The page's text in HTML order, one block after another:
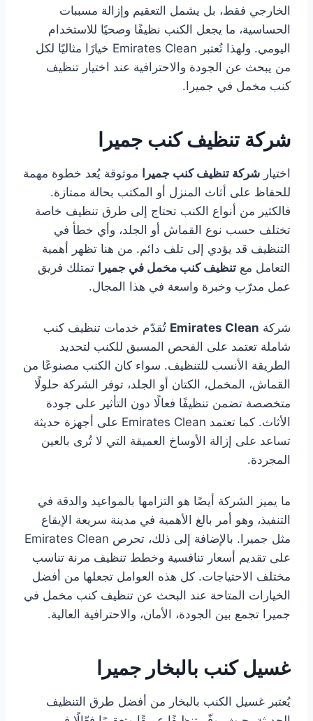
الخارجي فقط، بل يشمل التعقيم وإزالة مسببات
الحساسية، ما يجعل الكنب نظيفًا وصحيًا للاستخدام
اليومي. ولهذا تُعتبر Emirates Clean خيارًا مثاليًا لكل
من يبحث عن الجودة والاحترافية عند اختيار تنظيف
كنب مخمل في جميرا.
شركة تنظيف كنب جميرا
اختيار شركة تنظيف كنب جميرا
موثوقة يُعد خطوة مهمة
للحفاظ على أثاث المنزل أو المكتب بحالة ممتازة.
فالكثير من أنواع الكنب تحتاج إلى طرق تنظيف خاصة
تختلف حسب نوع القماش أو الجلد، وأي خطأ في
التنظيف قد يؤدي إلى تلف دائم. من هنا تظهر أهمية
التعامل مع تنظيف كنب مخمل في جميرا
تمتلك فريق
عمل مدرّب وخبرة واسعة في هذا المجال.
شركة Emirates Clean تُقدّم خدمات تنظيف كنب
شاملة تعتمد على الفحص المسبق للكنب لتحديد
الطريقة الأنسب للتنظيف. سواء كان الكنب مصنوعًا من
القماش، المخمل، الكتان أو الجلد، توفر الشركة حلولًا
متخصصة تضمن تنظيفًا فعالًا دون التأثير على جودة
الأثاث. كما تعتمد Emirates Clean على أجهزة حديثة
تساعد على إزالة الأوساخ العميقة التي لا تُرى بالعين
المجردة.
ما يميز الشركة أيضًا هو التزامها بالمواعيد والدقة في
التنفيذ، وهو أمر بالغ الأهمية في مدينة سريعة الإيقاع
مثل جميرا. بالإضافة إلى ذلك، تحرص Emirates Clean
على تقديم أسعار تنافسية وخطط تنظيف مرنة تناسب
مختلف الاحتياجات. كل هذه العوامل تجعلها من أفضل
الخيارات المتاحة عند البحث عن تنظيف كنب مخمل في
جميرا تجمع بين الجودة، الأمان، والاحترافية العالية.
غسيل كنب بالبخار جميرا
يُعتبر غسيل الكنب بالبخار من أفضل طرق التنظيف